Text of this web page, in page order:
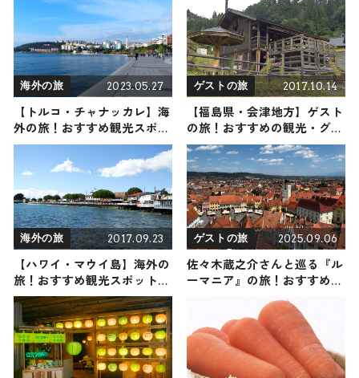
海外の旅 2023.05.27
【トルコ・チャナッカレ】海
外の旅！おすすめ観光スポッ
トやグルメをリポート
ゲストの旅 2017.10.14
【福島県・会津地方】ゲスト
の旅！おすすめの観光・グル
メをご紹介
海外の旅 2017.09.23
【ハワイ・マウイ島】海外の
旅！おすすめ観光スポットや
グルメをリポート
ゲストの旅 2025.09.06
佐々木蔵之介さんと巡る『ル
ーマニア』の旅！おすすめの
観光・グルメをご紹介 2025
年9月6日放送